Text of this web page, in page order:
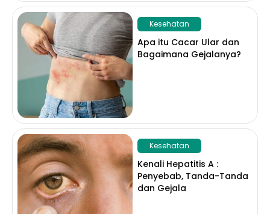
Kesehatan
Apa itu Cacar Ular dan
Bagaimana Gejalanya?
Kesehatan
Kenali Hepatitis A :
Penyebab, Tanda-Tanda
dan Gejala